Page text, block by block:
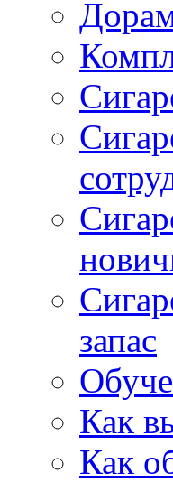
запас
Как
Как